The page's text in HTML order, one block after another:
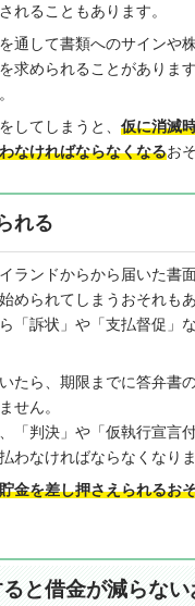
れることもあります。
通して書類へのサインや
求められることがありま
してしまうと、 仮に消滅
なければならなくなるお
れる
ランドからから届いた書
められてしまうおそれも
「訴状」や「支払督促」
たら、期限までに答弁書
せん。
「判決」や「仮執行宣言
わなければならなくなりま
金を差し押さえられるお
と借金が減らな